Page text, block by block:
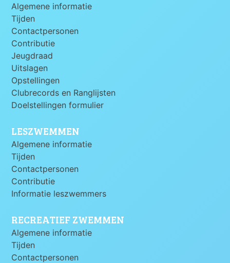
Algemene informatie
Tijden
Contactpersonen
Contributie
Jeugdraad
Uitslagen
Opstellingen
Clubrecords en Ranglijsten
Doelstellingen formulier
LESZWEMMEN
Algemene informatie
Tijden
Contactpersonen
Contributie
Informatie leszwemmers
RECREATIEF ZWEMMEN
Algemene informatie
Tijden
Contactpersonen